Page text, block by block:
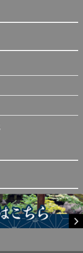
Reserved.